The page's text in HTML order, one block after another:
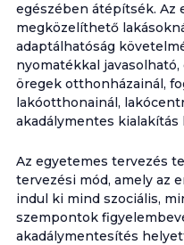
egészében átépítsék. Az
megközelíthető
adaptálhatóság
nyomatékkal
öregek otthonházainál,
lakóotthonainál,
akadálymentes kialakítás
Az egyetemes tervezés
tervezési mód, amely az
indul ki mind szociális,
szempontok
akadálymentesítés